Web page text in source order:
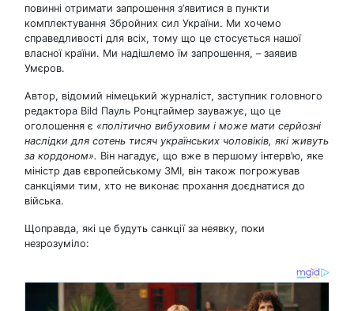
повинні отримати запрошення з’явитися в пункти
комплектування Збройних сил України. Ми хочемо
справедливості для всіх, тому що це стосується нашої
власної країни. Ми надішлемо їм запрошення, – заявив
Умєров.
Автор, відомий німецький журналіст, заступник головного
редактора Bild Пауль Ронцгаймер зауважує, що це
оголошення є «політично вибуховим і може мати серйозні
наслідки для сотень тисяч українських чоловіків, які живуть
за кордоном». Він нагадує, що вже в першому інтерв’ю, яке
міністр дав європейському ЗМІ, він також погрожував
санкціями тим, хто не виконає прохання доєднатися до
війська.
Щоправда, які це будуть санкції за неявку, поки
незрозуміло: